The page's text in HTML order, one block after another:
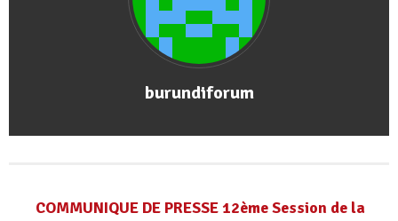
burundiforum
COMMUNIQUE DE PRESSE 12ème Session de la